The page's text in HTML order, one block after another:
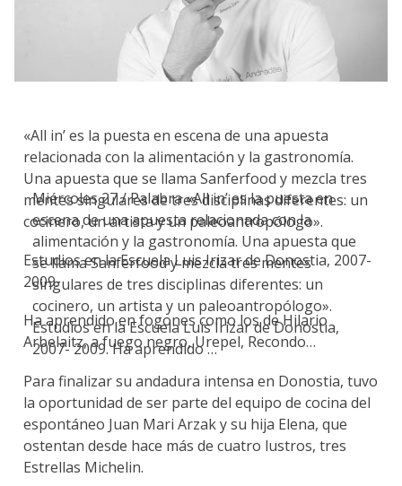
Miércoles 27 / Palabra «All in’ es la puesta en
escena de una apuesta relacionada con la
alimentación y la gastronomía. Una apuesta que
se llama Sanferfood y mezcla tres mentes
singulares de tres disciplinas diferentes: un
cocinero, un artista y un paleoantropólogo».
Estudios en la Escuela Luis Irizar de Donostia,
2007- 2009. Ha aprendido …
«All in’ es la puesta en escena de una apuesta
relacionada con la alimentación y la gastronomía.
Una apuesta que se llama Sanferfood y mezcla tres
mentes singulares de tres disciplinas diferentes: un
cocinero, un artista y un paleoantropólogo».
Estudios en la Escuela Luis Irizar de Donostia, 2007-
2009.
Ha aprendido en fogones como los de Hilario
Arbelaitz, a fuego negro, Urepel, Recondo…
Para finalizar su andadura intensa en Donostia, tuvo
la oportunidad de ser parte del equipo de cocina del
espontáneo Juan Mari Arzak y su hija Elena, que
ostentan desde hace más de cuatro lustros, tres
Estrellas Michelin.